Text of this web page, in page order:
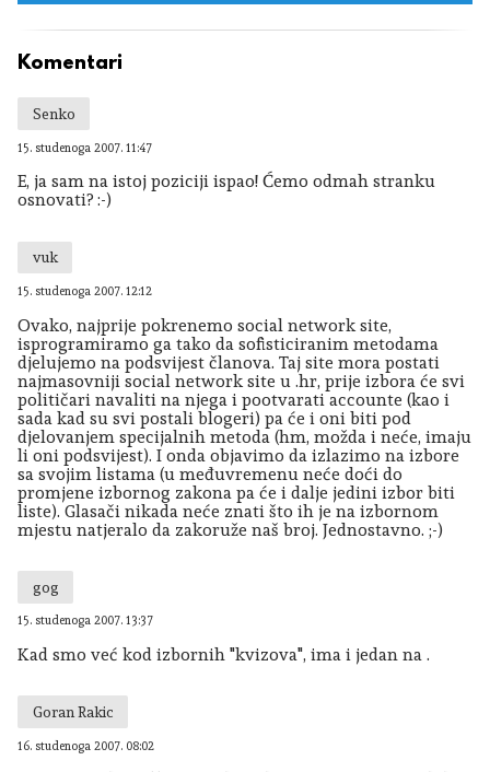
Komentari
Senko
15. studenoga 2007. 11:47
E, ja sam na istoj poziciji ispao! Ćemo odmah stranku
osnovati? :-)
vuk
15. studenoga 2007. 12:12
Ovako, najprije pokrenemo social network site,
isprogramiramo ga tako da sofisticiranim metodama
djelujemo na podsvijest članova. Taj site mora postati
najmasovniji social network site u .hr, prije izbora će svi
političari navaliti na njega i pootvarati accounte (kao i
sada kad su svi postali blogeri) pa će i oni biti pod
djelovanjem specijalnih metoda (hm, možda i neće, imaju
li oni podsvijest). I onda objavimo da izlazimo na izbore
sa svojim listama (u međuvremenu neće doći do
promjene izbornog zakona pa će i dalje jedini izbor biti
liste). Glasači nikada neće znati što ih je na izbornom
mjestu natjeralo da zakoruže naš broj. Jednostavno. ;-)
gog
15. studenoga 2007. 13:37
Kad smo već kod izbornih "kvizova", ima i jedan na .
Goran Rakic
16. studenoga 2007. 08:02